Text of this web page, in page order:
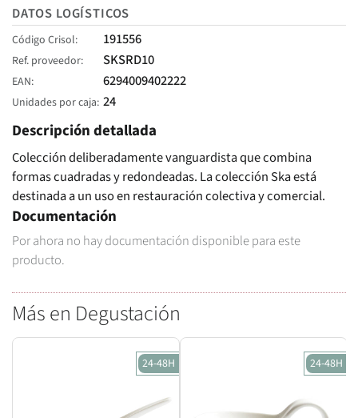
DATOS LOGÍSTICOS
Código Crisol 191556
Ref. proveedor SKSRD10
EAN 6294009402222
Unidades por caja 24
Descripción detallada
Colección deliberadamente vanguardista que combina
formas cuadradas y redondeadas. La colección Ska está
destinada a un uso en restauración colectiva y comercial.
Documentación
Por ahora no hay documentación disponible para este
producto.
Más en Degustación
24-48H 24-48H